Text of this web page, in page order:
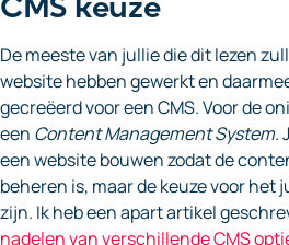
De meeste van jullie die dit lezen
website hebben gewerkt en
gecreëerd voor een CMS. Voor de
een Content Management System.
een website bouwen zodat de
beheren is, maar de keuze voor het
zijn. Ik heb een apart artikel
nadelen van verschillende CMS